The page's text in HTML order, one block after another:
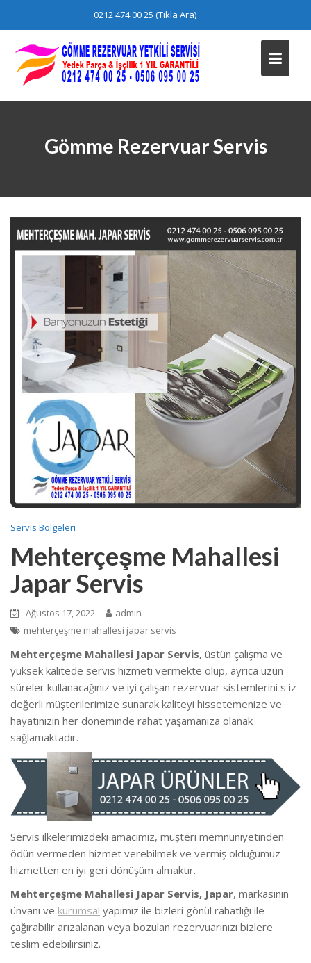
content
0212 474 00 25 (Tıkla Ara)
Gömme Rezervuar Servis
Servis Bölgeleri
Mehterçeşme Mahallesi
Japar Servis
Ağustos 17, 2022
admin
mehterçeşme mahallesi japar servis
Mehterçeşme Mahallesi Japar Servis, üstün çalışma ve
yüksek kalitede servis hizmeti vermekte olup, ayrıca uzun
süreler kullanacağınız ve iyi çalışan rezervuar sistemlerini s iz
değerli müşterilerimize sunarak kaliteyi hissetemenize ve
hayatınızın her döneminde rahat yaşamanıza olanak
sağlamaktadır.
Servis ilkelerimizdeki amacımız, müşteri memnuniyetinden
ödün vermeden hizmet verebilmek ve vermiş olduğumuz
hizmetten en iyi geri dönüşüm almaktır.
Mehterçeşme Mahallesi Japar Servis, Japar, markasının
ünvanı ve kurumsal yapımız ile bizleri gönül rahatlığı ile
çağırabilir arızalanan veya bozulan rezervuarınızı bizlere
teslim edebilirsiniz.